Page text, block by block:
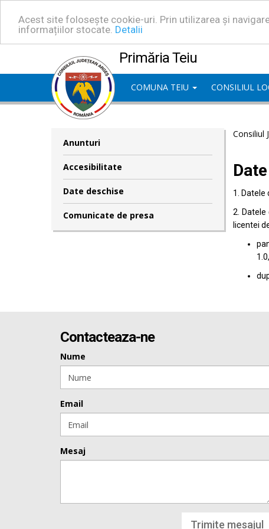
Acest site folosește cookie-uri. Prin utilizarea și
informațiilor stocate. Detalii
Primăria Teiu
COMUNA TEIU CONSILIUL
Anunturi
Accesibilitate
Date deschise
Comunicate de presa
Consiliul
1. Datele
2. Datele
licentei
Contacteaza-ne
Nume
Email
Mesaj
Trimite mesajul